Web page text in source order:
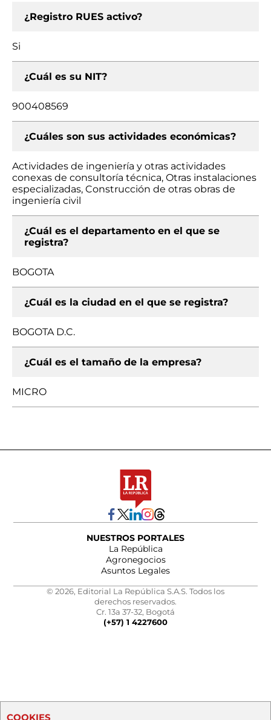
¿Registro RUES activo?
Si
¿Cuál es su NIT?
900408569
¿Cuáles son sus actividades económicas?
Actividades de ingeniería y otras actividades
conexas de consultoría técnica, Otras instalaciones
especializadas, Construcción de otras obras de
ingeniería civil
¿Cuál es el departamento en el que se
registra?
BOGOTA
¿Cuál es la ciudad en el que se registra?
BOGOTA D.C.
¿Cuál es el tamaño de la empresa?
MICRO
NUESTROS PORTALES
La República
Agronegocios
Asuntos Legales
© 2026, Editorial La República S.A.S. Todos los
derechos reservados.
Cr. 13a 37-32, Bogotá
(+57) 1 4227600
COOKIES